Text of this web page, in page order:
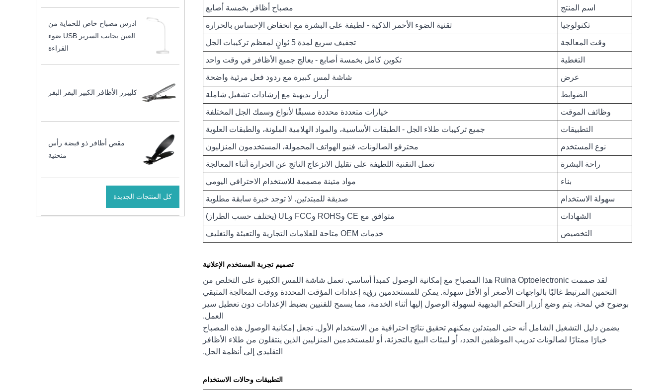
ادرس مصباح خاص للحماية من
العين بجانب السرير USB ضوء
القراءة
كليبرز الأظافر الكبير البقر البقر
مقص أظافر ذو قبضة رأس
منحنية
كل المنتجات الجديدة
اسم المنتج مصباح أظافر بخمسة أصابع
تكنولوجيا تقنية الضوء الأحمر الذكية - لطيفة على البشرة مع انخفاض الإحساس بالحرارة
وقت المعالجة تجفيف سريع لمدة 5 ثوانٍ لمعظم تركيبات الجل
التغطية تكوين كامل بخمسة أصابع - يعالج جميع الأظافر في وقت واحد
عرض شاشة لمس كبيرة مع ردود فعل مرئية واضحة
الضوابط أزرار بديهية مع إرشادات تشغيل شاملة
وظائف الموقت خيارات متعددة محددة مسبقًا لأنواع وسمك الجل المختلفة
التطبيقات جميع تركيبات طلاء الجل - الطبقات الأساسية، والمواد الهلامية الملونة، والطبقات العلوية
نوع المستخدم محترفو الصالونات، فنيو الهواتف المحمولة، المستخدمون المنزليون
راحة البشرة تعمل التقنية اللطيفة على تقليل الانزعاج الناتج عن الحرارة أثناء المعالجة
بناء مواد متينة مصممة للاستخدام الاحترافي اليومي
سهولة الاستخدام صديقة للمبتدئين. لا توجد خبرة سابقة مطلوبة
الشهادات متوافق مع CE وROHS وFCC وUL (يختلف حسب الطراز)
التخصيص خدمات OEM متاحة للعلامات التجارية والتعبئة والتغليف
تصميم تجربة المستخدم الإعلانية
لقد صممت Ruina Optoelectronic هذا المصباح مع إمكانية الوصول كمبدأ أساسي. تعمل شاشة اللمس الكبيرة على التخلص من
التخمين المرتبط غالبًا بالواجهات الأصغر أو الأقل سهولة. يمكن للمستخدمين رؤية إعدادات المؤقت المحددة ووقت المعالجة المتبقي
بوضوح في لمحة. يتم وضع أزرار التحكم البديهية لسهولة الوصول إليها أثناء الخدمة، مما يسمح للفنيين بضبط الإعدادات دون تعطيل سير
العمل.
يضمن دليل التشغيل الشامل أنه حتى المبتدئين يمكنهم تحقيق نتائج احترافية من الاستخدام الأول. تجعل إمكانية الوصول هذه المصباح
خيارًا ممتازًا لصالونات تدريب الموظفين الجدد، أو لبيئات البيع بالتجزئة، أو للمستخدمين المنزليين الذين ينتقلون من طلاء الأظافر
التقليدي إلى أنظمة الجل.
التطبيقات وحالات الاستخدام